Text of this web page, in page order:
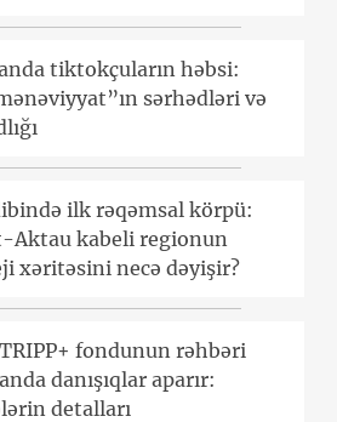
tiktokçuların həbsi:
sərhədləri və
ilk rəqəmsal körpü:
Aktau kabeli regionun
xəritəsini necə dəyişir?
fondunun rəhbəri
danışıqlar aparır:
detalları